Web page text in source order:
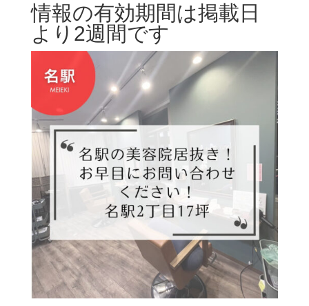
情報の有効期間は掲載日
より2週間です